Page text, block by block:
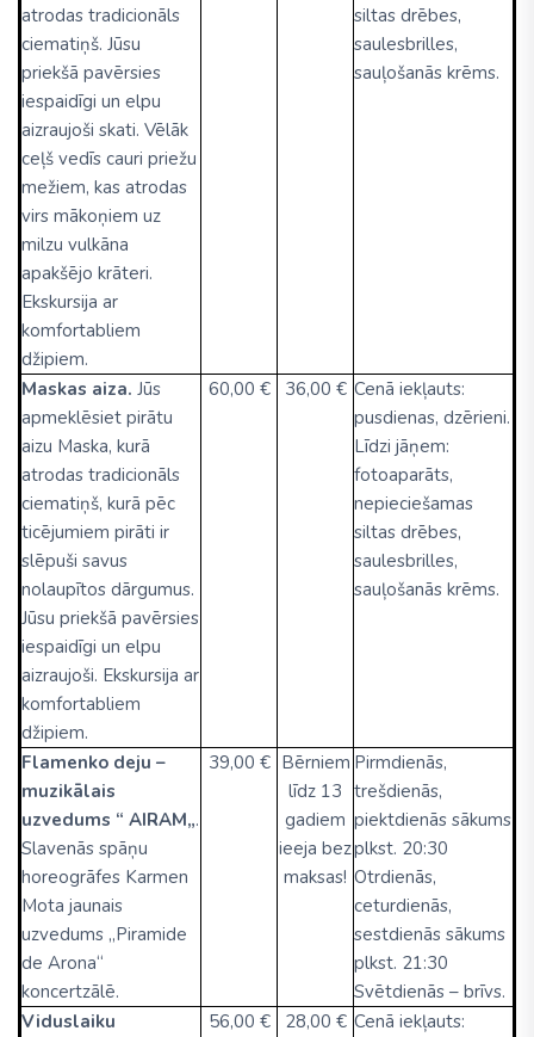
atrodas tradicionāls
ciematiņš. Jūsu
priekšā pavērsies
iespaidīgi un elpu
aizraujoši skati. Vēlāk
ceļš vedīs cauri priežu
mežiem, kas atrodas
virs mākoņiem uz
milzu vulkāna
apakšējo krāteri.
Ekskursija ar
komfortabliem
džipiem.
siltas drēbes,
saulesbrilles,
sauļošanās krēms.
Maskas aiza. Jūs
apmeklēsiet pirātu
aizu Maska, kurā
atrodas tradicionāls
ciematiņš, kurā pēc
ticējumiem pirāti ir
slēpuši savus
nolaupītos dārgumus.
Jūsu priekšā pavērsies
iespaidīgi un elpu
aizraujoši. Ekskursija ar
komfortabliem
džipiem.
60,00 € 36,00 € Cenā iekļauts:
pusdienas, dzērieni.
Līdzi jāņem:
fotoaparāts,
nepieciešamas
siltas drēbes,
saulesbrilles,
sauļošanās krēms.
Flamenko deju –
muzikālais
uzvedums “ AIRAM„.
Slavenās spāņu
horeogrāfes Karmen
Mota jaunais
uzvedums „Piramide
de Arona“
koncertzālē.
39,00 € Bērniem
līdz 13
gadiem
ieeja bez
maksas!
Pirmdienās,
trešdienās,
piektdienās sākums
plkst. 20:30
Otrdienās,
ceturdienās,
sestdienās sākums
plkst. 21:30
Svētdienās – brīvs.
Viduslaiku
56,00 € 28,00 € Cenā iekļauts: